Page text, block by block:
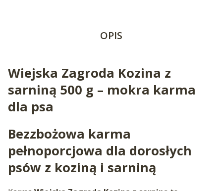
OPIS
Wiejska Zagroda Kozina z
sarniną 500 g – mokra karma
dla psa
Bezzbożowa karma
pełnoporcjowa dla dorosłych
psów z koziną i sarniną